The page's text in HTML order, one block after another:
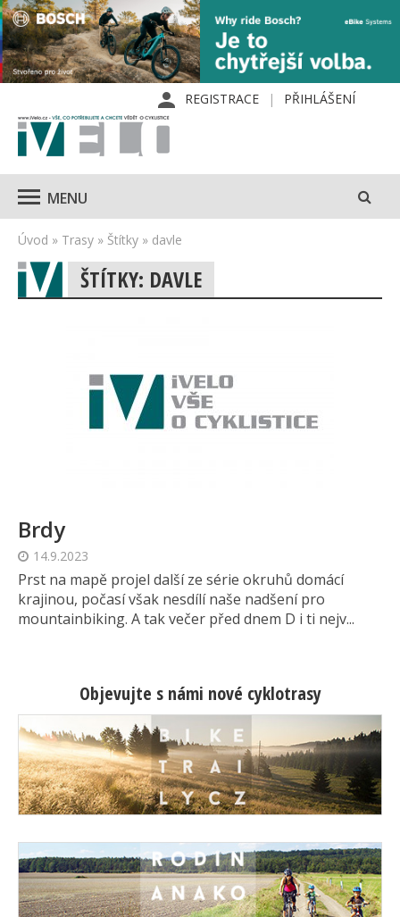
REGISTRACE PŘIHLÁŠENÍ
MENU
Úvod » Trasy » Štítky » davle
ŠTÍTKY: DAVLE
Brdy
14.9.2023
Prst na mapě projel další ze série okruhů domácí
krajinou, počasí však nesdílí naše nadšení pro
mountainbiking. A tak večer před dnem D i ti nejv...
Objevujte s námi nové cyklotrasy